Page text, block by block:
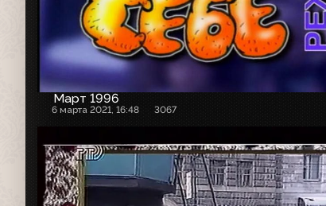
Март 1996
6 марта 2021, 16:48 3067